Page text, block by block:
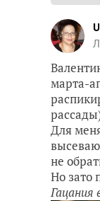
марта-
Для
не
Но зато
Гацания